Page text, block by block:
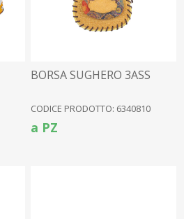
BORSA SUGHERO 3ASS
CODICE PRODOTTO: 6340810
a PZ